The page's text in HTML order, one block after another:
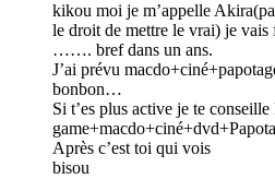
kikou moi je m’appelle
le droit de mettre le vrai) je vais
……. bref dans un ans.
J’ai prévu
bonbon…
Si t’es plus active je te
Après c’est toi qui vois
bisou